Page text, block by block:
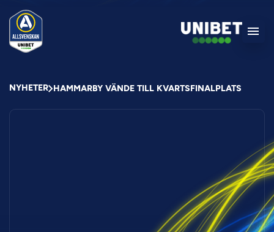
NYHETER HAMMARBY VÄNDE TILL KVARTSFINALPLATS